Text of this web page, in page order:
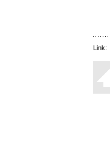
Link: